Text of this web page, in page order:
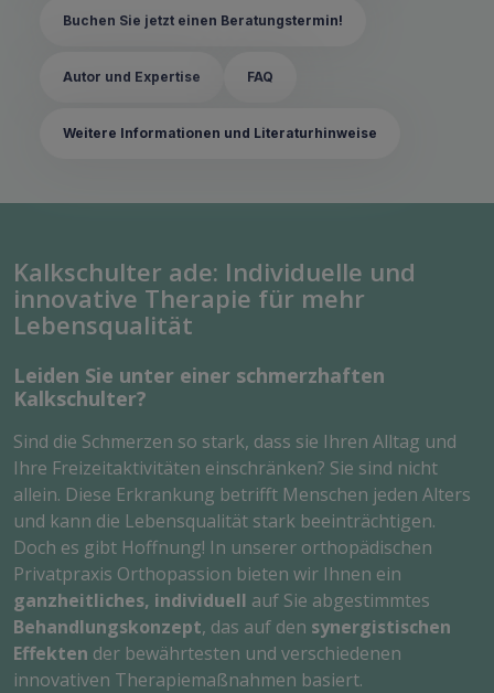
Buchen Sie jetzt einen Beratungstermin!
Autor und Expertise FAQ
Weitere Informationen und Literaturhinweise
Kalkschulter ade: Individuelle und
innovative Therapie für mehr
Lebensqualität
Leiden Sie unter einer schmerzhaften
Kalkschulter?
Sind die Schmerzen so stark, dass sie Ihren Alltag und
Ihre Freizeitaktivitäten einschränken? Sie sind nicht
allein. Diese Erkrankung betrifft Menschen jeden Alters
und kann die Lebensqualität stark beeinträchtigen.
Doch es gibt Hoffnung! In unserer orthopädischen
Privatpraxis Orthopassion bieten wir Ihnen ein
ganzheitliches, individuell auf Sie abgestimmtes
Behandlungskonzept, das auf den synergistischen
Effekten der bewährtesten und verschiedenen
innovativen Therapiemaßnahmen basiert.